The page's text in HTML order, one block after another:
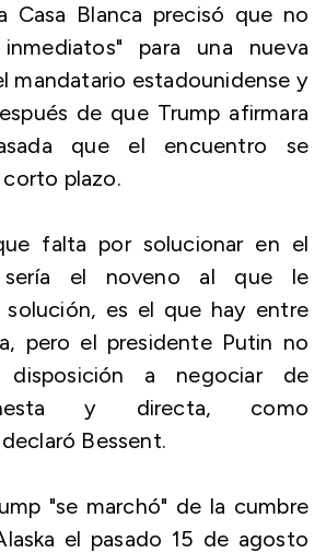
Casa Blanca precisó que no
para una nueva
mandatario estadounidense y
de que Trump afirmara
que el encuentro se
corto plazo.
falta por solucionar en el
sería el noveno al que le
solución, es el que hay entre
pero el presidente Putin no
disposición a negociar de
y directa, como
Bessent.
"se marchó" de la cumbre
el pasado 15 de agosto